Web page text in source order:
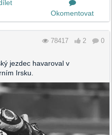
Okomentovat
78417 2 0
jezdec havaroval v
Irsku.